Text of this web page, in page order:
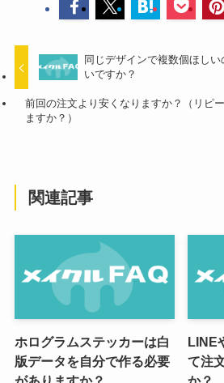
同じデザインで複数個ほし
いですか？
前回の注文より安くなりますか？（リピ
ますか？）
関連記事
ホログラムステッカーは白
版データを自分で作る必要
LINE
て注